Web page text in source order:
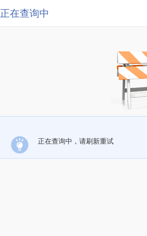
正在查询中
正在查询中，请刷新重试